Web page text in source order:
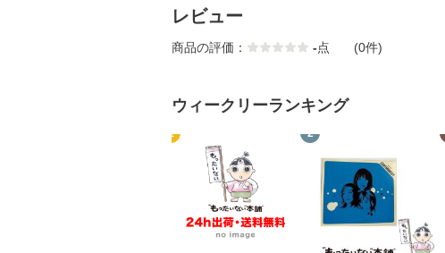
レビュー
商品の評価： -点 (0件)
ウィークリーランキング
1 2